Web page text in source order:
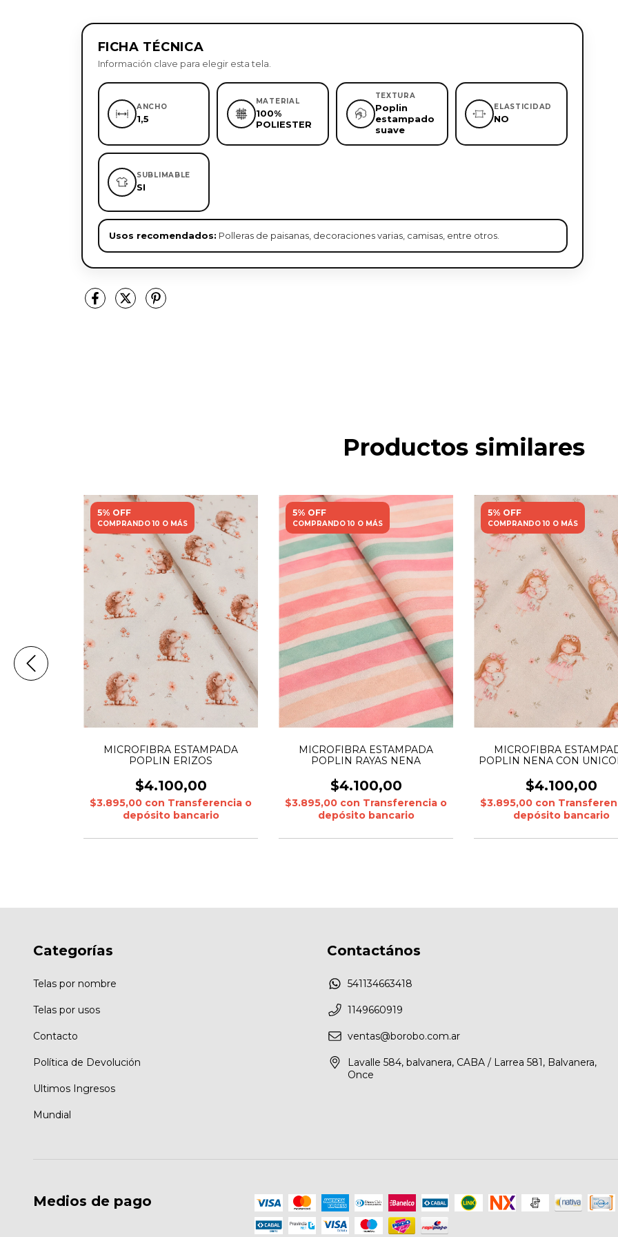
FICHA TÉCNICA
Información clave para elegir esta tela.
ANCHO
1,5
MATERIAL
100%
POLIESTER
TEXTURA
Poplin
estampado
suave
ELASTICIDAD
NO
SUBLIMABLE
SI
Usos recomendados: Polleras de paisanas, decoraciones varias, camisas, entre otros.
Productos similares
5% OFF
COMPRANDO 10 O MÁS
MICROFIBRA ESTAMPADA
POPLIN ERIZOS
$4.100,00
$3.895,00 con Transferencia o
depósito bancario
5% OFF
COMPRANDO 10 O MÁS
MICROFIBRA ESTAMPADA
POPLIN RAYAS NENA
$4.100,00
$3.895,00 con Transferencia o
depósito bancario
5% OFF
COMPRANDO 10 O MÁS
MICROFIBRA
POPLIN NENA CON
$4.100,00
$3.895,00 con
depósito bancario
Categorías
Telas por nombre
Telas por usos
Contacto
Política de Devolución
Ultimos Ingresos
Mundial
Contactános
541134663418
1149660919
ventas@borobo.com.ar
Lavalle 584, balvanera, CABA / Larrea 581, Balvanera,
Once
Medios de pago